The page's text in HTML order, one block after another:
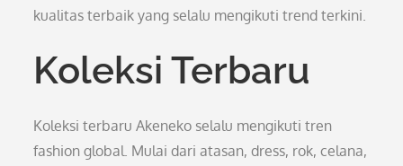
kualitas terbaik yang selalu mengikuti trend terkini.
Koleksi Terbaru
Koleksi terbaru Akeneko selalu mengikuti tren
fashion global. Mulai dari atasan, dress, rok, celana,